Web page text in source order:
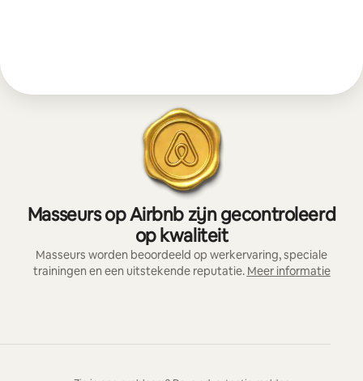
Masseurs op Airbnb zijn gecontroleerd
op kwaliteit
Masseurs worden beoordeeld op werkervaring, speciale
trainingen en een uitstekende reputatie. Meer informatie